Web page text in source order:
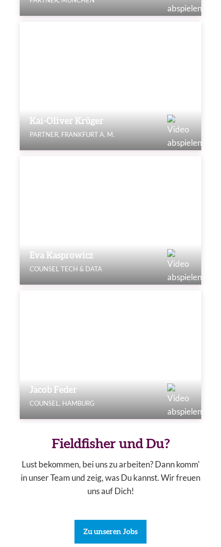
Kai-Oliver Krüger
PARTNER, FRANKFURT A. M.
Eva Kasprowicz
COUNSEL TECH & DATA
Jacob Feder
COUNSEL, HAMBURG
Fieldfisher und Du?
Lust bekommen, bei uns zu arbeiten? Dann komm'
in unser Team und zeig, was Du kannst. Wir freuen
uns auf Dich!
Zu unseren Jobs